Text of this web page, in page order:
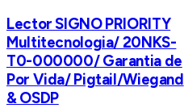
Lector SIGNO PRIORITY
Multitecnologia/ 20NKS-
T0-000000/ Garantia de
Por Vida/ Pigtail/Wiegand
& OSDP